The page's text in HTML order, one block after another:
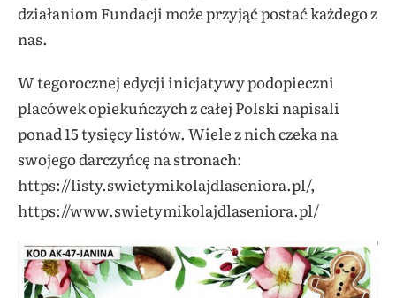
działaniom Fundacji może przyjąć postać każdego z
nas.
W tegorocznej edycji inicjatywy podopieczni
placówek opiekuńczych z całej Polski napisali
ponad 15 tysięcy listów. Wiele z nich czeka na
swojego darczyńcę na stronach:
https://listy.swietymikolajdlaseniora.pl/,
https://www.swietymikolajdlaseniora.pl/